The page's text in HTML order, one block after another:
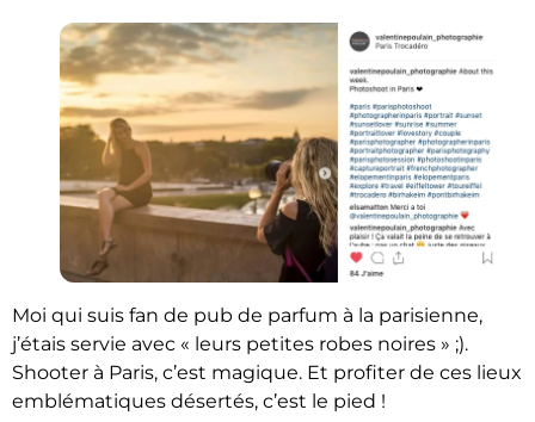
Moi qui suis fan de pub de parfum à la parisienne,
j’étais servie avec « leurs petites robes noires » ;).
Shooter à Paris, c’est magique. Et profiter de ces lieux
emblématiques désertés, c’est le pied !